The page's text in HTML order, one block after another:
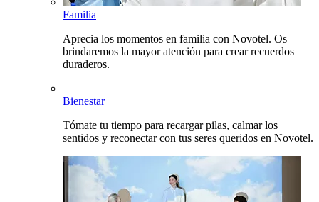
Familia
Aprecia los momentos en familia con Novotel. Os
brindaremos la mayor atención para crear recuerdos
duraderos.
Bienestar
Tómate tu tiempo para recargar pilas, calmar los
sentidos y reconectar con tus seres queridos en Novotel.